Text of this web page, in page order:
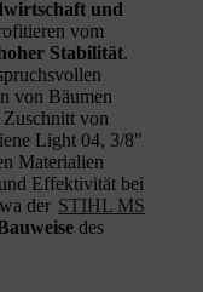
und
vom
Stabilität.
von Bäumen
Zuschnitt von
Light 04, 3/8"
Materialien
Effektivität bei
der STIHL MS
des